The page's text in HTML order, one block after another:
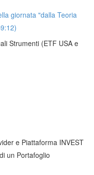
giornata "dalla Teoria
Strumenti (ETF USA e
e Piattaforma INVEST
un Portafoglio